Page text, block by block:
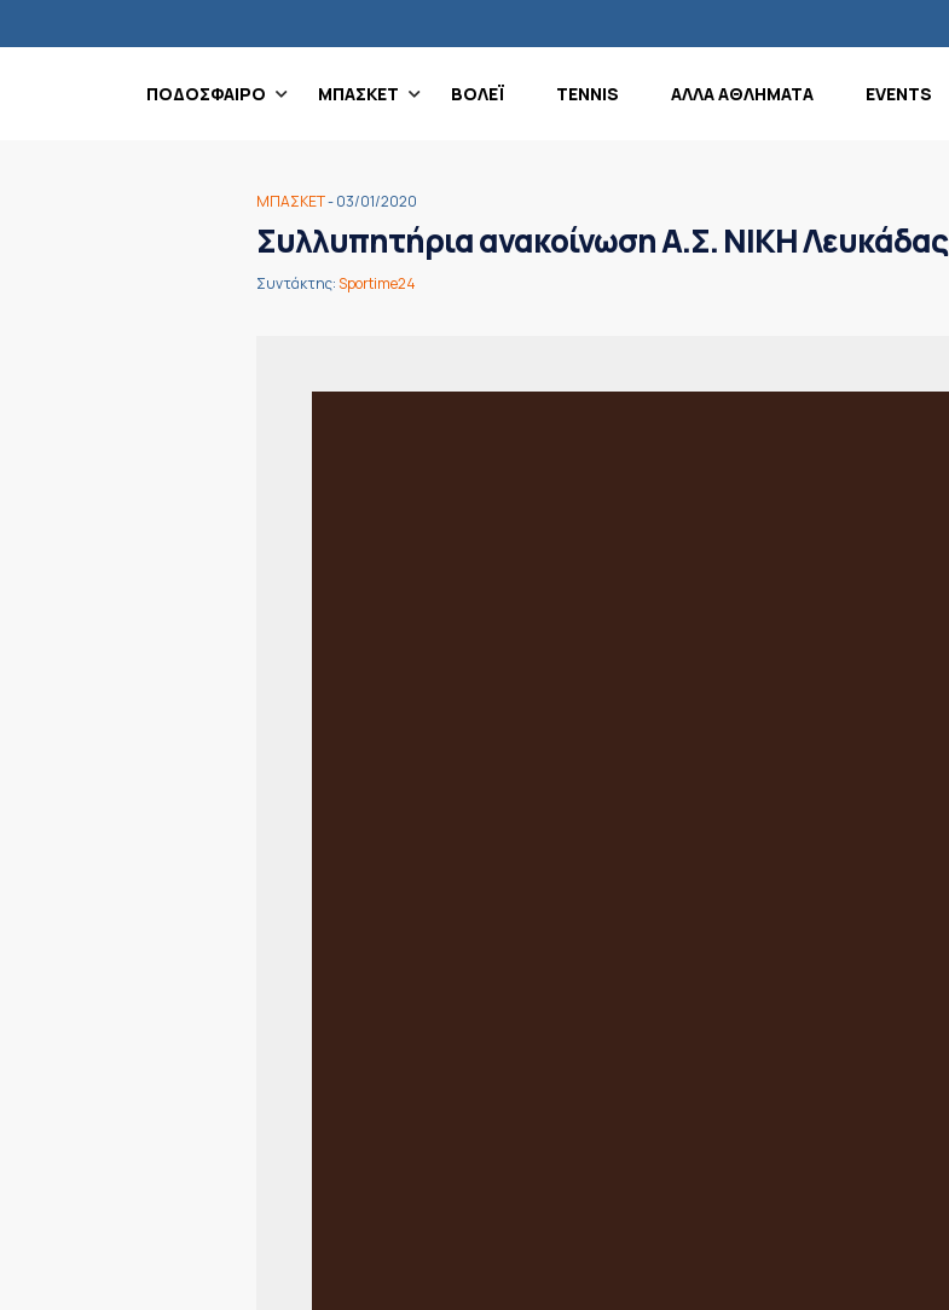
ΠΟΔΟΣΦΑΙΡΟ ΜΠΑΣΚΕΤ ΒΟΛΕΪ TENNIS ΑΛΛΑ ΑΘΛΗΜΑΤΑ EVENTS
ΜΠΑΣΚΕΤ- 03/01/2020
Συλλυπητήρια ανακοίνωση Α.Σ. ΝΙΚΗ Λευκάδας
Συντάκτης:Sportime24